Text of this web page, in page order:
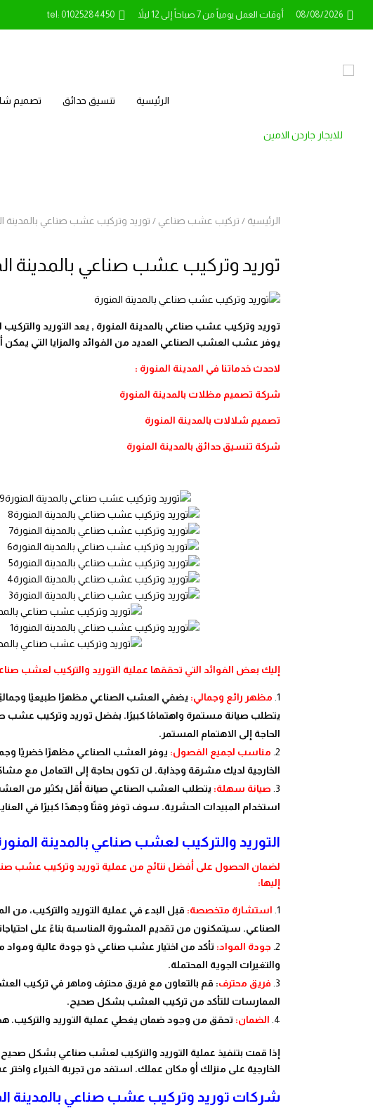
08/08/2026 أوقات العمل يومياً من 7 صباحاً إلى 12 ليلاً tel: 01025284450
الرئيسية تنسيق حدائق تصميم
الرئيسية / تركيب عشب صناعي / توريد وتركيب عشب صناعي بالمدينة
توريد وتركيب عشب صناعي بالمدينة
توريد وتركيب عشب صناعي بالمدينة المنورة , يعد التوريد
يوفر عشب العشب الصناعي العديد من الفوائد والمزايا التي يمكن
لاحدث خدماتنا في المدينة المنورة :
شركة تصميم مظلات بالمدينة المنورة
تصميم شلالات بالمدينة المنورة
شركة تنسيق حدائق بالمدينة المنورة
إليك بعض الفوائد التي تحققها عملية التوريد والتركيب لعشب
مظهر رائع وجمالي: يضفي العشب الصناعي مظهرًا طبيعيًا
يتطلب صيانة مستمرة واهتمامًا كبيرًا. بفضل توريد وتركيب عشب
الحاجة إلى الاهتمام المستمر.
مناسب لجميع الفصول: يوفر العشب الصناعي مظهرًا خضريًا
الخارجية لديك مشرقة وجذابة. لن تكون بحاجة إلى التعامل مع
صيانة سهلة: يتطلب العشب الصناعي صيانة أقل بكثير من
استخدام المبيدات الحشرية. سوف توفر وقتًا وجهدًا كبيرًا في
التوريد والتركيب لعشب صناعي بالمدينة
لضمان الحصول على أفضل نتائج من عملية توريد وتركيب عشب صناعي
إليها:
استشارة متخصصة: قبل البدء في عملية التوريد
الصناعي. سيتمكنون من تقديم المشورة المناسبة بناءً على
جودة المواد: تأكد من اختيار عشب صناعي ذو جودة عالية
والتغيرات الجوية المحتملة.
فريق محترف: قم بالتعاون مع فريق محترف وماهر في تركيب
الممارسات للتأكد من تركيب العشب بشكل صحيح.
الضمان: تحقق من وجود ضمان يغطي عملية التوريد والتركيب.
إذا قمت بتنفيذ عملية التوريد والتركيب لعشب صناعي بشكل
الخارجية على منزلك أو مكان عملك. استفد من تجربة الخبراء
شركات توريد وتركيب عشب صناعي بالمدينة